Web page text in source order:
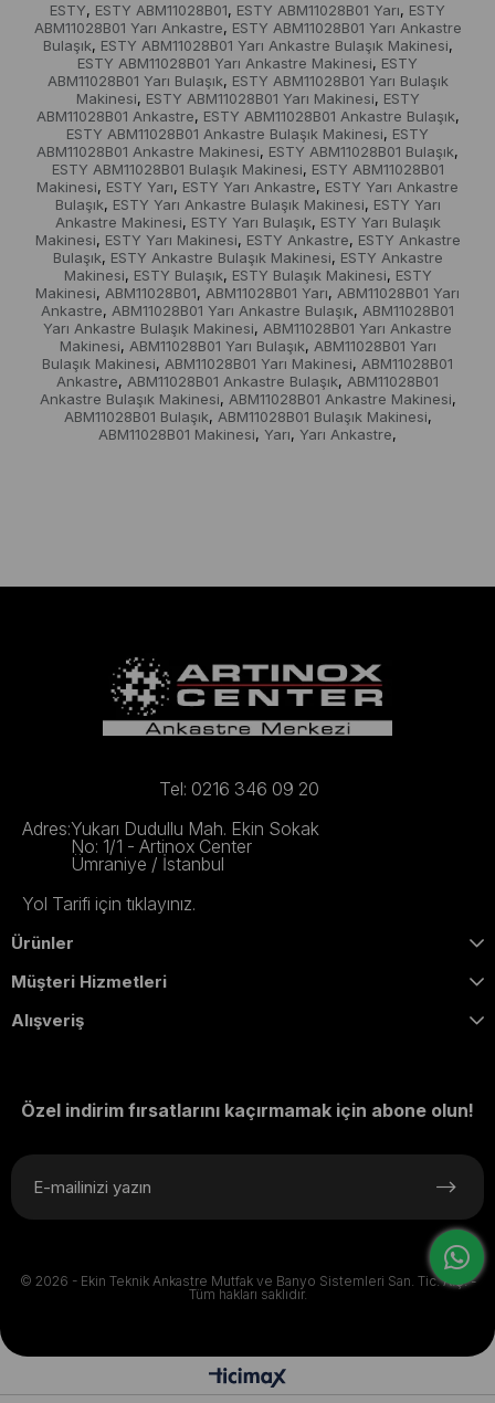
ESTY, ESTY ABM11028B01, ESTY ABM11028B01 Yarı, ESTY
ABM11028B01 Yarı Ankastre, ESTY ABM11028B01 Yarı Ankastre
Bulaşık, ESTY ABM11028B01 Yarı Ankastre Bulaşık Makinesi,
ESTY ABM11028B01 Yarı Ankastre Makinesi, ESTY
ABM11028B01 Yarı Bulaşık, ESTY ABM11028B01 Yarı Bulaşık
Makinesi, ESTY ABM11028B01 Yarı Makinesi, ESTY
ABM11028B01 Ankastre, ESTY ABM11028B01 Ankastre Bulaşık,
ESTY ABM11028B01 Ankastre Bulaşık Makinesi, ESTY
ABM11028B01 Ankastre Makinesi, ESTY ABM11028B01 Bulaşık,
ESTY ABM11028B01 Bulaşık Makinesi, ESTY ABM11028B01
Makinesi, ESTY Yarı, ESTY Yarı Ankastre, ESTY Yarı Ankastre
Bulaşık, ESTY Yarı Ankastre Bulaşık Makinesi, ESTY Yarı
Ankastre Makinesi, ESTY Yarı Bulaşık, ESTY Yarı Bulaşık
Makinesi, ESTY Yarı Makinesi, ESTY Ankastre, ESTY Ankastre
Bulaşık, ESTY Ankastre Bulaşık Makinesi, ESTY Ankastre
Makinesi, ESTY Bulaşık, ESTY Bulaşık Makinesi, ESTY
Makinesi, ABM11028B01, ABM11028B01 Yarı, ABM11028B01 Yarı
Ankastre, ABM11028B01 Yarı Ankastre Bulaşık, ABM11028B01
Yarı Ankastre Bulaşık Makinesi, ABM11028B01 Yarı Ankastre
Makinesi, ABM11028B01 Yarı Bulaşık, ABM11028B01 Yarı
Bulaşık Makinesi, ABM11028B01 Yarı Makinesi, ABM11028B01
Ankastre, ABM11028B01 Ankastre Bulaşık, ABM11028B01
Ankastre Bulaşık Makinesi, ABM11028B01 Ankastre Makinesi,
ABM11028B01 Bulaşık, ABM11028B01 Bulaşık Makinesi,
ABM11028B01 Makinesi, Yarı, Yarı Ankastre,
Tel: 0216 346 09 20
Adres:Yukarı Dudullu Mah. Ekin Sokak
No: 1/1 - Artinox Center
Ümraniye / İstanbul
Yol Tarifi için tıklayınız.
Ürünler
Müşteri Hizmetleri
Alışveriş
Özel indirim fırsatlarını kaçırmamak için abone olun!
© 2026 - Ekin Teknik Ankastre Mutfak ve Banyo Sistemleri San. Tic. A.Ş. -
Tüm hakları saklıdır.